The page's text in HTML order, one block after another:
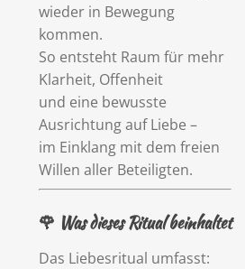
wieder in Bewegung
kommen.
So entsteht Raum für mehr
Klarheit, Offenheit
und eine bewusste
Ausrichtung auf Liebe –
im Einklang mit dem freien
Willen aller Beteiligten.
🌹 Was dieses Ritual beinhaltet
Das Liebesritual umfasst: